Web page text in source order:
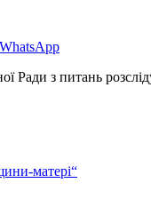
WhatsApp
Ради з питань
матері“